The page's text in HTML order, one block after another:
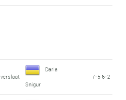
verslaat
Daria
Snigur
7-5 6-2